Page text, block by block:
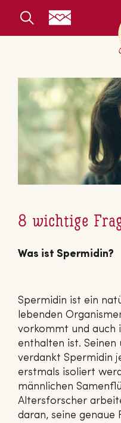
8 wichtige
Was ist Spermidin?
Spermidin ist ein
lebenden
vorkommt und auch
enthalten ist. Seinen
verdankt Spermidin
erstmals isoliert
männlichen
Altersforscher
daran, seine genaue